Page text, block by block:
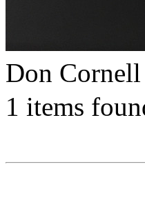
Don Cornell
1 items